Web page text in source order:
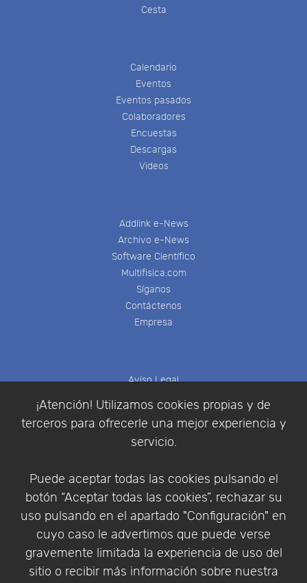
¡Atención! Utilizamos cookies propias y de
terceros para ofrecerle una mejor experiencia y
servicio.
Puede aceptar todas las cookies pulsando el
botón “Aceptar todas las cookies”, rechazar su
uso pulsando en el apartado "Configuración" en
cuyo caso le advertimos que puede verse
gravemente limitada la experiencia de uso del
sitio o recibir más información sobre nuestra
Cesta
Calendario
Eventos
Eventos pasados
Colaboradores
Encuestas
Descargas
Videos
Addlink e-News
Archivo e-News
Software Científico
Multifisica.com
Síganos
Contáctenos
Empresa
Aviso Legal
Política de Privacidad
Condiciones de compra
Identificarse
Empresa|Aviso Legal| Política de Privacidad |
Política de Cookies